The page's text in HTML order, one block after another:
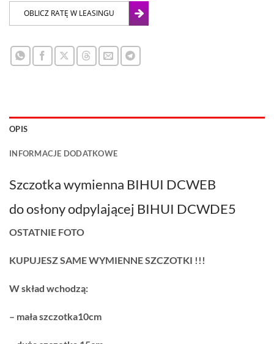
OPIS
INFORMACJE DODATKOWE
Szczotka wymienna BIHUI DCWEB
do osłony odpylającej BIHUI DCWDE5
OSTATNIE FOTO
KUPUJESZ SAME WYMIENNE SZCZOTKI !!!
W skład wchodzą:
– mała szczotka10cm